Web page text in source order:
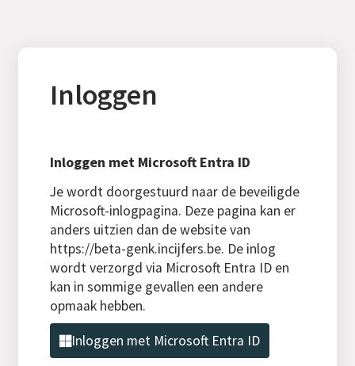
Inloggen
Inloggen met Microsoft Entra ID
Je wordt doorgestuurd naar de beveiligde
Microsoft-inlogpagina. Deze pagina kan er
anders uitzien dan de website van
https://beta-genk.incijfers.be. De inlog
wordt verzorgd via Microsoft Entra ID en
kan in sommige gevallen een andere
opmaak hebben.
Inloggen met Microsoft Entra ID